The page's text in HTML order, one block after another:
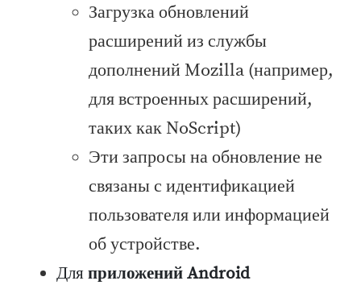
Загрузка обновлений
расширений из службы
дополнений Mozilla (например,
для встроенных расширений,
таких как NoScript)
Эти запросы на обновление не
связаны с идентификацией
пользователя или информацией
об устройстве.
Дляприложений Android